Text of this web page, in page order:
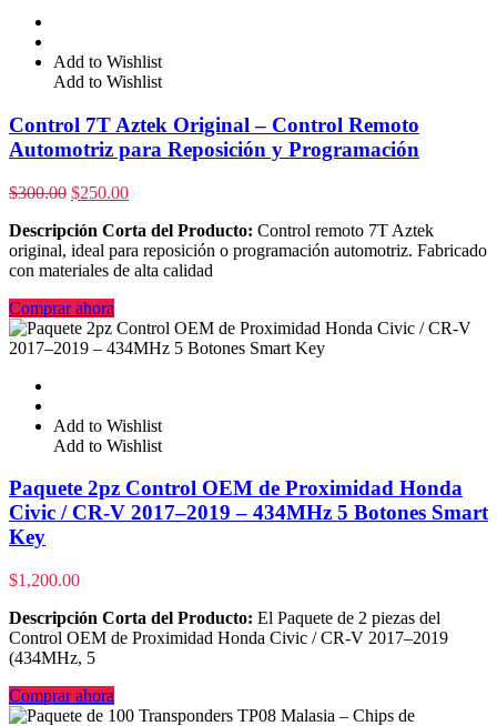
Add to Wishlist
Add to Wishlist
Control 7T Aztek Original – Control Remoto
Automotriz para Reposición y Programación
$300.00 $250.00
Descripción Corta del Producto: Control remoto 7T Aztek
original, ideal para reposición o programación automotriz. Fabricado
con materiales de alta calidad
Comprar ahora
Add to Wishlist
Add to Wishlist
Paquete 2pz Control OEM de Proximidad Honda
Civic / CR-V 2017–2019 – 434MHz 5 Botones Smart
Key
$1,200.00
Descripción Corta del Producto: El Paquete de 2 piezas del
Control OEM de Proximidad Honda Civic / CR-V 2017–2019
(434MHz, 5
Comprar ahora